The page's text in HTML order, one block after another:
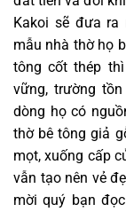
Kakoi sẽ đưa
mẫu nhà thờ họ
tông cốt thép
vững, trường
dòng họ có
thờ bê tông giả
mọt, xuống cấp
vẫn tạo nên vẻ
mời quý bạn